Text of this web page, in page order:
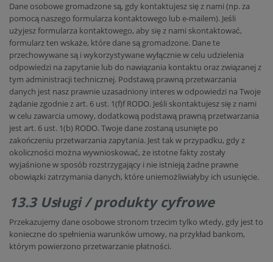
Dane osobowe gromadzone są, gdy kontaktujesz się z nami (np. za
pomocą naszego formularza kontaktowego lub e-mailem). Jeśli
użyjesz formularza kontaktowego, aby się z nami skontaktować,
formularz ten wskaże, które dane są gromadzone. Dane te
przechowywane są i wykorzystywane wyłącznie w celu udzielenia
odpowiedzi na zapytanie lub do nawiązania kontaktu oraz związanej z
tym administracji technicznej. Podstawą prawną przetwarzania
danych jest nasz prawnie uzasadniony interes w odpowiedzi na Twoje
żądanie zgodnie z art. 6 ust. 1(f)f RODO. Jeśli skontaktujesz się z nami
w celu zawarcia umowy, dodatkową podstawą prawną przetwarzania
jest art. 6 ust. 1(b) RODO. Twoje dane zostaną usunięte po
zakończeniu przetwarzania zapytania. Jest tak w przypadku, gdy z
okoliczności można wywnioskować, że istotne fakty zostały
wyjaśnione w sposób rozstrzygający i nie istnieją żadne prawne
obowiązki zatrzymania danych, które uniemożliwiałyby ich usunięcie.
13.3 Usługi / produkty cyfrowe
Przekazujemy dane osobowe stronom trzecim tylko wtedy, gdy jest to
konieczne do spełnienia warunków umowy, na przykład bankom,
którym powierzono przetwarzanie płatności.